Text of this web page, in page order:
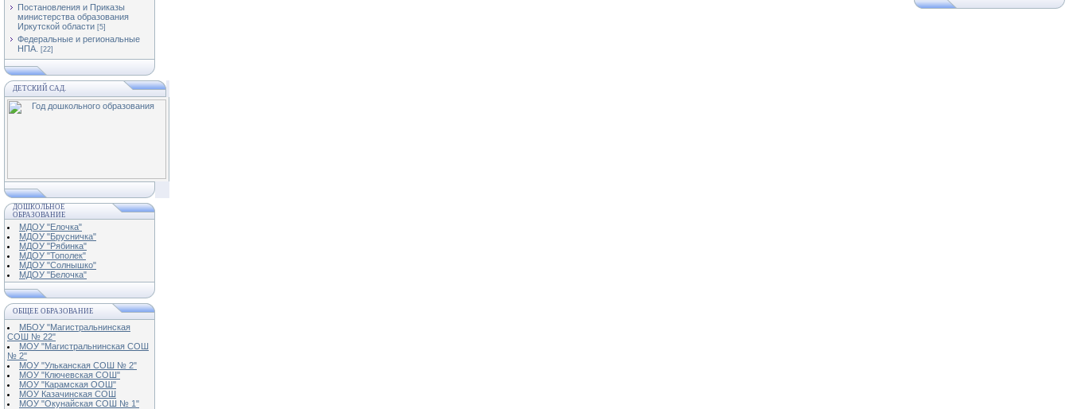
Постановления и Приказы
министерства образования
Иркутской области [5]
Федеральные и региональные
НПА.
[22]
ДЕТСКИЙ САД.
ДОШКОЛЬНОЕ
ОБРАЗОВАНИЕ
МДОУ "Елочка"
МДОУ "Брусничка"
МДОУ "Рябинка"
МДОУ "Тополек"
МДОУ "Солнышко"
МДОУ "Белочка"
ОБЩЕЕ ОБРАЗОВАНИЕ
МБОУ "Магистральнинская
СОШ № 22"
МОУ "Магистральнинская СОШ
№ 2"
МОУ "Ульканская СОШ № 2"
МОУ "Ключевская СОШ"
МОУ "Карамская ООШ"
МОУ Казачинская СОШ
МОУ "Окунайская СОШ № 1"